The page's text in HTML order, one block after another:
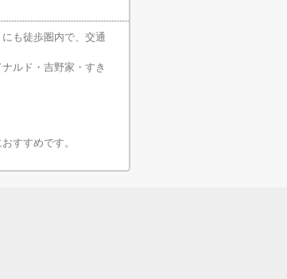
も徒歩圏内で、交通
ルド・吉野家・すき
すすめです。